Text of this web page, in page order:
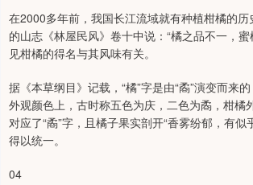
在2000多年前，我国长江流域就有种植柑橘的
的山志《林屋民风》卷十中说：“橘之品不一，
见柑橘的得名与其风味有关。
据《本草纲目》记载，“橘”字是由“矞”演变而来
外观颜色上，古时称五色为庆，二色为矞，柑橘
对应了“矞”字，且橘子果实剖开“香雾纷郁，有似
得以统一。
04